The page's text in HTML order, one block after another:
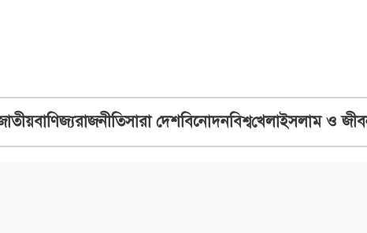
বাণিজ্যরাজনীতিসারা দেশবিনোদনবিশ্বখেলাইসলাম ও